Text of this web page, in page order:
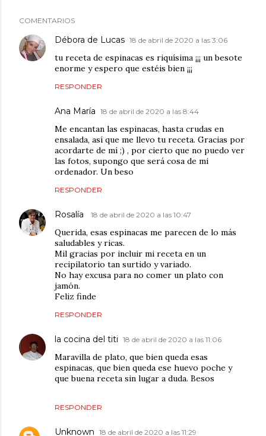
COMENTARIOS
Débora de Lucas 18 de abril de 2020 a las 3:06
tu receta de espinacas es riquísima ¡¡¡ un besote
enorme y espero que estéis bien ¡¡¡
RESPONDER
Ana María 18 de abril de 2020 a las 8:44
Me encantan las espinacas, hasta crudas en
ensalada, así que me llevo tu receta. Gracias por
acordarte de mí ;) , por cierto que no puedo ver
las fotos, supongo que será cosa de mi
ordenador. Un beso
RESPONDER
Rosalía 18 de abril de 2020 a las 10:47
Querida, esas espinacas me parecen de lo más
saludables y ricas.
Mil gracias por incluir mi receta en un
recipilatorio tan surtido y variado.
No hay excusa para no comer un plato con
jamón.
Feliz finde
RESPONDER
la cocina del titi 18 de abril de 2020 a las 11:06
Maravilla de plato, que bien queda esas
espinacas, que bien queda ese huevo poche y
que buena receta sin lugar a duda. Besos
RESPONDER
Unknown 18 de abril de 2020 a las 11:29